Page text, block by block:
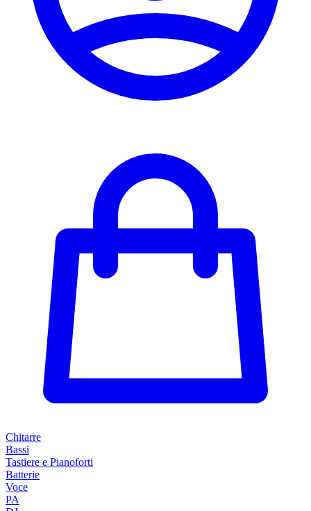
Chitarre
Bassi
Tastiere e Pianoforti
Batterie
Voce
PA